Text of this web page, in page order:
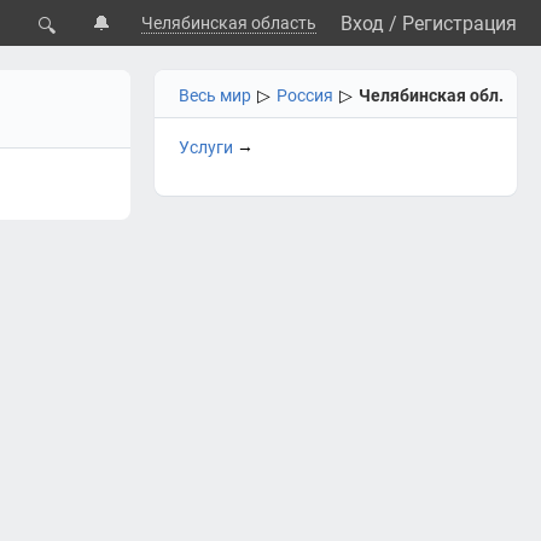
🔍 🔔 Челябинская область Вход / Регистрация
Весь мир ▷ Россия ▷ Челябинская обл.
Услуги →